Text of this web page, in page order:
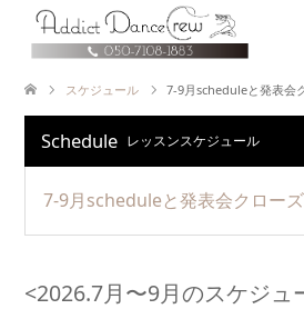
スケジュール 7-9月scheduleと発表会
Schedule レッスンスケジュール
7-9月scheduleと発表会クローズ
<2026.7月〜9月のスケジュ